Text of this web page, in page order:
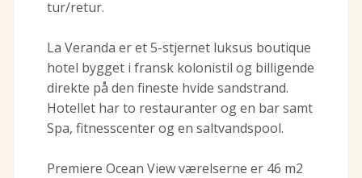
tur/retur.
La Veranda er et 5-stjernet luksus boutique
hotel bygget i fransk kolonistil og billigende
direkte på den fineste hvide sandstrand.
Hotellet har to restauranter og en bar samt
Spa, fitnesscenter og en saltvandspool.
Premiere Ocean View værelserne er 46 m2